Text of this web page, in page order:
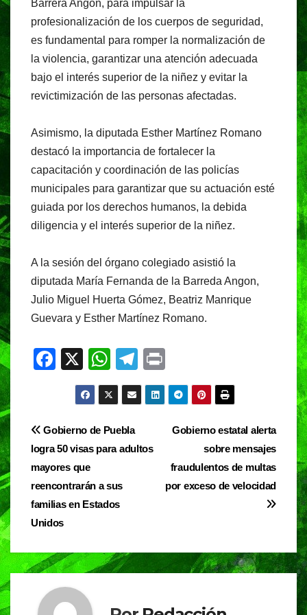
Barrera Angon, para impulsar la
profesionalización de los cuerpos de seguridad,
es fundamental para romper la normalización de
la violencia, garantizar una atención adecuada
bajo el interés superior de la niñez y evitar la
revictimización de las personas afectadas.
Asimismo, la diputada Esther Martínez Romano
destacó la importancia de fortalecer la
capacitación y coordinación de las policías
municipales para garantizar que su actuación esté
guiada por los derechos humanos, la debida
diligencia y el interés superior de la niñez.
A la sesión del órgano colegiado asistió la
diputada María Fernanda de la Barreda Angon,
Julio Miguel Huerta Gómez, Beatriz Manrique
Guevara y Esther Martínez Romano.
F
e
b
o
o
k
X
W
h
at
s
A
p
T
el
e
a
in
t
Navegación
de
entradas
Gobierno estatal alerta
sobre mensajes
fraudulentos de multas
por exceso de velocidad
Gobierno de Puebla
logra 50 visas para adultos
mayores que
reencontrarán a sus
familias en Estados
Unidos